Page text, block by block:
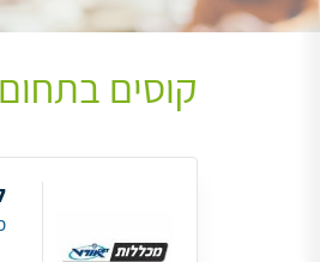
קוסים